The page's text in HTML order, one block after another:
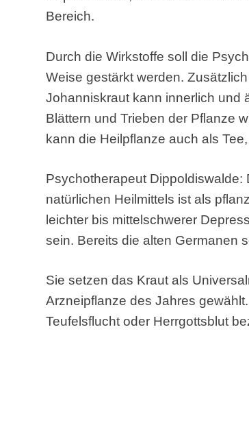
Bereich.
Durch die Wirkstoffe soll die
Weise gestärkt werden.
Johanniskraut kann innerlich und
Blättern und Trieben der Pflanze
kann die Heilpflanze auch als
Psychotherapeut
natürlichen Heilmittels ist als
leichter bis mittelschwerer
sein. Bereits die alten Germanen
Sie setzen das Kraut als
Arzneipflanze des Jahres
Teufelsflucht oder Herrgottsblut